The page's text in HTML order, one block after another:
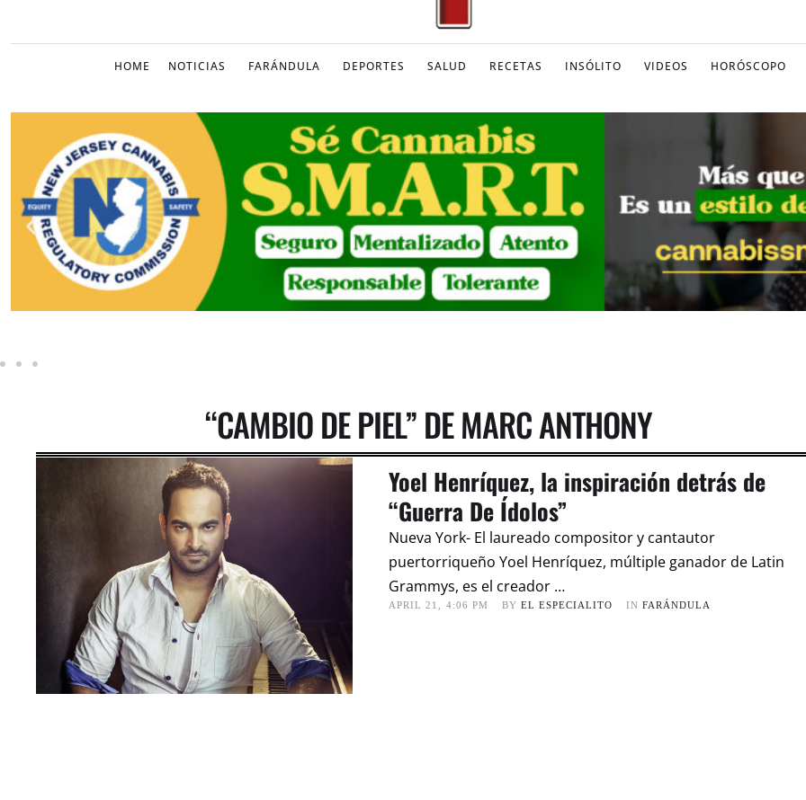
HOME NOTICIAS FARÁNDULA DEPORTES SALUD RECETAS INSÓLITO VIDEOS HORÓSCOPO
“CAMBIO DE PIEL” DE MARC ANTHONY
Yoel Henríquez, la inspiración detrás de
“Guerra De Ídolos”
Nueva York- El laureado compositor y cantautor
puertorriqueño Yoel Henríquez, múltiple ganador de Latin
Grammys, es el creador …
APRIL 21 4:06 PM BY EL ESPECIALITO IN FARÁNDULA